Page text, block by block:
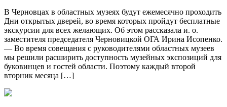
В Черновцах в областных музеях будут ежемесячно проходить
Дни открытых дверей, во время которых пройдут бесплатные
экскурсии для всех желающих. Об этом рассказала и. о.
заместителя председателя Черновицкой ОГА Ирина Исопенко.
— Во время совещания с руководителями областных музеев
мы решили расширить доступность музейных экспозиций для
буковинцев и гостей области. Поэтому каждый второй
вторник месяца […]